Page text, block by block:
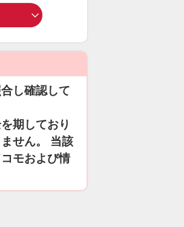
し確認して
期しており
せん。 当該
モおよび情